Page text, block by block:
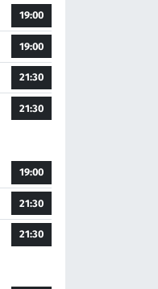
19:00
19:00
21:30
21:30
19:00
21:30
21:30